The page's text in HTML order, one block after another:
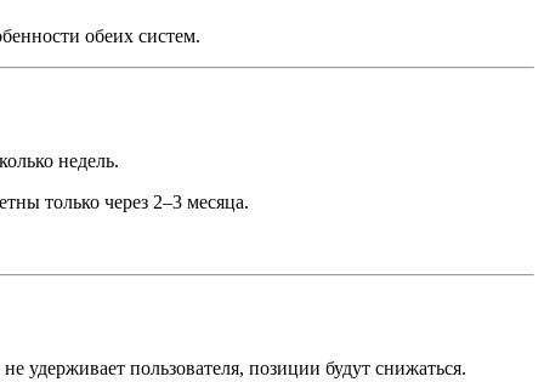
обеих систем.
недель.
только через 2–3 месяца.
удерживает пользователя, позиции будут снижаться.